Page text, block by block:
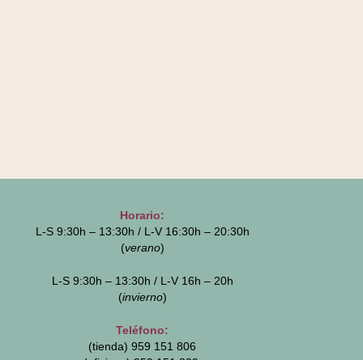
Horario:
L-S 9:30h – 13:30h / L-V 16:30h – 20:30h
(verano)
L-S 9:30h – 13:30h / L-V 16h – 20h
(invierno)
Teléfono:
(tienda) 959 151 806